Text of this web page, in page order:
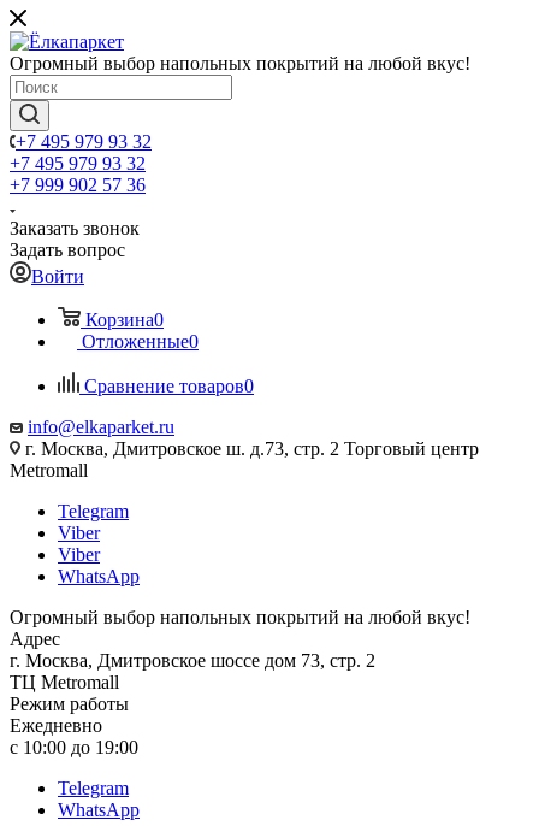
Огромный выбор напольных покрытий на любой вкус!
+7 495 979 93 32
+7 495 979 93 32
+7 999 902 57 36
Заказать звонок
Задать вопрос
Войти
Корзина0
Отложенные0
Сравнение товаров0
info@elkaparket.ru
г. Москва, Дмитровское ш. д.73, стр. 2 Торговый центр
Metromall
Telegram
Viber
Viber
WhatsApp
Огромный выбор напольных покрытий на любой вкус!
Адрес
г. Москва, Дмитровское шоссе дом 73, стр. 2
ТЦ Metromall
Режим работы
Ежедневно
с 10:00 до 19:00
Telegram
WhatsApp